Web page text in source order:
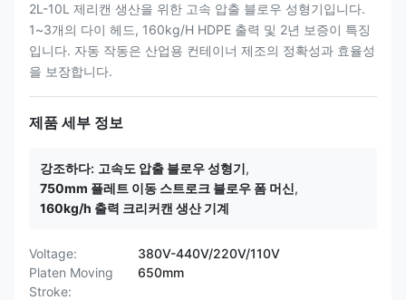
2L-10L 제리캔 생산을 위한 고속 압출 블로우 성형기입니다.
1~3개의 다이 헤드, 160kg/H HDPE 출력 및 2년 보증이 특징
입니다. 자동 작동은 산업용 컨테이너 제조의 정확성과 효율성
을 보장합니다.
제품 세부 정보
강조하다: 고속도 압출 블로우 성형기,
750mm 플레트 이동 스트로크 블로우 폼 머신,
160kg/h 출력 크리커캔 생산 기계
Voltage:
380V-440V/220V/110V
Platen Moving
Stroke:
650mm